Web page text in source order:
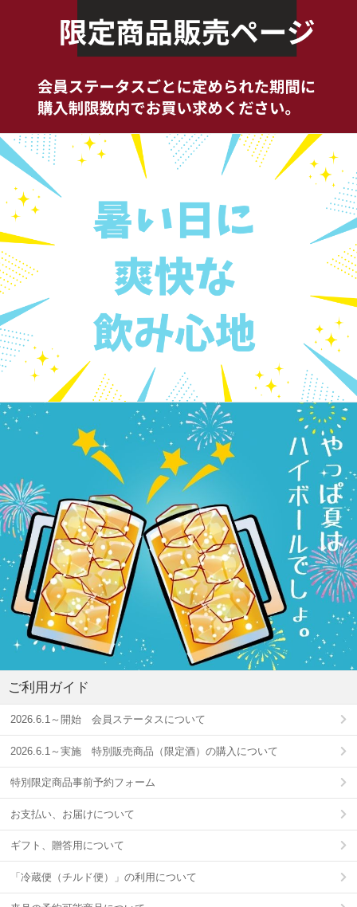
ご利用ガイド
2026.6.1～開始 会員ステータスについて
2026.6.1～実施 特別販売商品（限定酒）の購入について
特別限定商品事前予約フォーム
お支払い、お届けについて
ギフト、贈答用について
「冷蔵便（チルド便）」の利用について